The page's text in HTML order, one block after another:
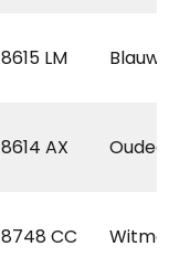
8615 LM
8614 AX Oudega
8748 CC